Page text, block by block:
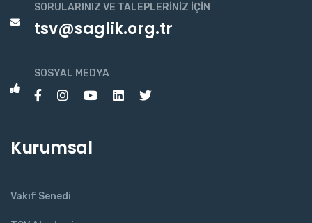
SORULARINIZ VE TALEPLERINIZ İÇIN
tsv@saglik.org.tr
SOSYAL MEDYA
Kurumsal
Vakıf Senedi